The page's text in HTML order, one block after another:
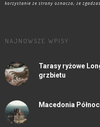
korzystanie ze strony oznacza, że
NAJNOWSZE WPISY
Tarasy ryżowe
grzbietu
Macedonia